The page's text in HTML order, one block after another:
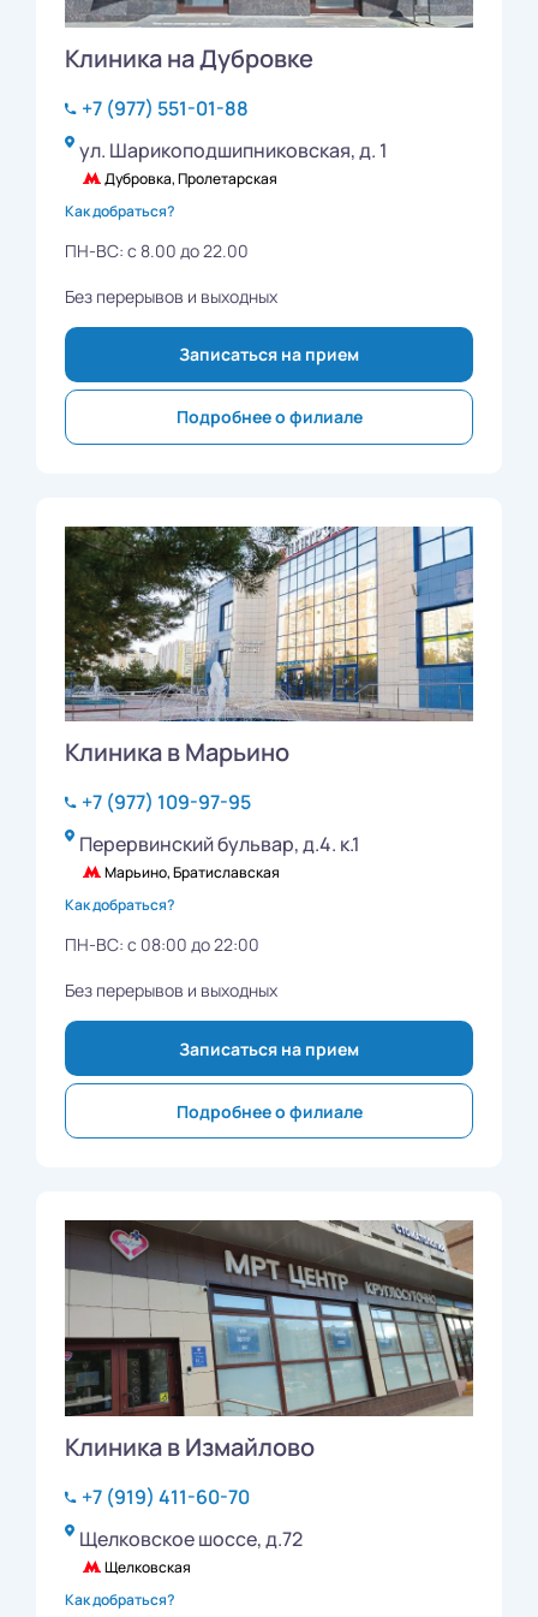
Клиника на Дубровке
+7 (977) 551-01-88
ул. Шарикоподшипниковская, д. 1
Дубровка, Пролетарская
Как добраться?
ПН-ВС: с 8.00 до 22.00
Без перерывов и выходных
Записаться на прием
Подробнее о филиале
Клиника в Марьино
+7 (977) 109-97-95
Перервинский бульвар, д.4. к.1
Марьино, Братиславская
Как добраться?
ПН-ВС: с 08:00 до 22:00
Без перерывов и выходных
Записаться на прием
Подробнее о филиале
Клиника в Измайлово
+7 (919) 411-60-70
Щелковское шоссе, д.72
Щелковская
Как добраться?